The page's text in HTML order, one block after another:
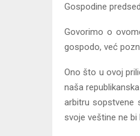
Gospodine
Govorimo o
gospodo, već
Ono što u ovoj
naša
arbitru sopstvene
svoje veštine ne